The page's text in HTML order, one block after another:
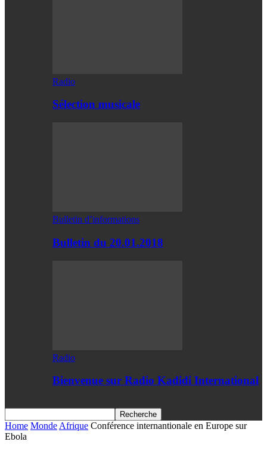
Radio
Sélection musicale
Bulletin d’informations
Bulletin du 20.01.2018
Radio
Bienvenue sur Radio Kadidi International
Home Monde Afrique Conférence internantionale en Europe sur
Ebola